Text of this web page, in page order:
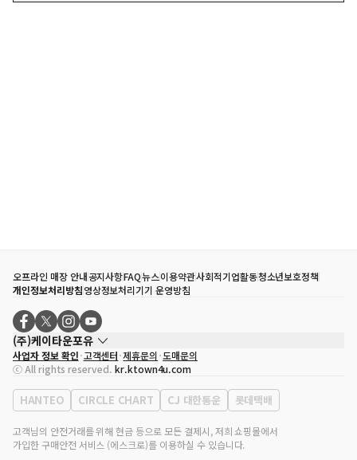
오프라인 매장 안내공지사항FAQ뉴스이용약관사회적기업활동청소년보호정책
개인정보처리방침영상정보처리기기 운영방침
(주)케이타운포유
대표자
송효민
사업자등록번호
120-87-71116
통신판매업 신고번호 제2011-서울강남-02223
대표전화
02-552-9855
사업자 정보 확인 고객센터 제휴문의 도매문의
ⓒ All rights reserved. kr.ktown4u.com
HANTEO CIRCLE CHART CJ 대한통운 롯데택배
고객님의 안전거래를 위해 현금 등으로 모든 결제시, 저희 쇼핑몰에서
가입한 구매안전 서비스 (에스크로)를 이용하실 수 있습니다.